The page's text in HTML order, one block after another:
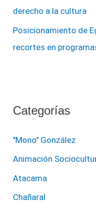
derecho a la cultura
Posicionamiento de
recortes en
Categorías
"Mono" González
Animación
Atacama
Chañaral